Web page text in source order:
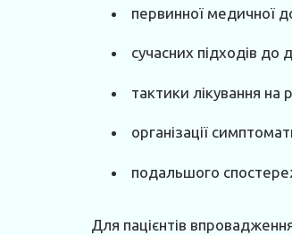
первинної медичної
сучасних підходів до
тактики лікування на
організації
подальшого
Для пацієнтів